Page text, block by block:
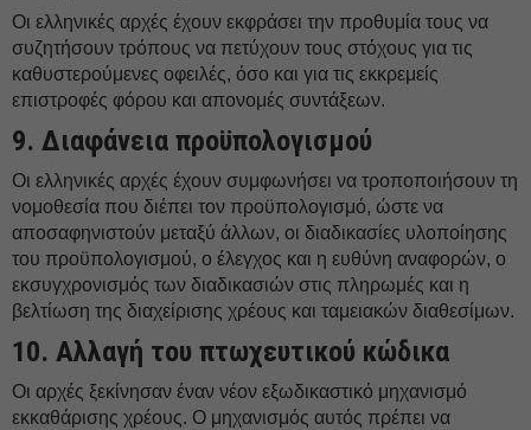
Οι ελληνικές αρχές έχουν εκφράσει την προθυμία τους να
συζητήσουν τρόπους να πετύχουν τους στόχους για τις
καθυστερούμενες οφειλές, όσο και για τις εκκρεμείς
επιστροφές φόρου και απονομές συντάξεων.
9. Διαφάνεια προϋπολογισμού
Οι ελληνικές αρχές έχουν συμφωνήσει να τροποποιήσουν τη
νομοθεσία που διέπει τον προϋπολογισμό, ώστε να
αποσαφηνιστούν μεταξύ άλλων, οι διαδικασίες υλοποίησης
του προϋπολογισμού, ο έλεγχος και η ευθύνη αναφορών, ο
εκσυγχρονισμός των διαδικασιών στις πληρωμές και η
βελτίωση της διαχείρισης χρέους και ταμειακών διαθεσίμων.
10. Αλλαγή του πτωχευτικού κώδικα
Οι αρχές ξεκίνησαν έναν νέον εξωδικαστικό μηχανισμό
εκκαθάρισης χρέους. Ο μηχανισμός αυτός πρέπει να